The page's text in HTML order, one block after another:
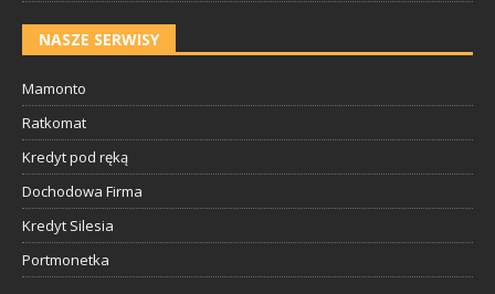
NASZE SERWISY
Mamonto
Ratkomat
Kredyt pod ręką
Dochodowa Firma
Kredyt Silesia
Portmonetka